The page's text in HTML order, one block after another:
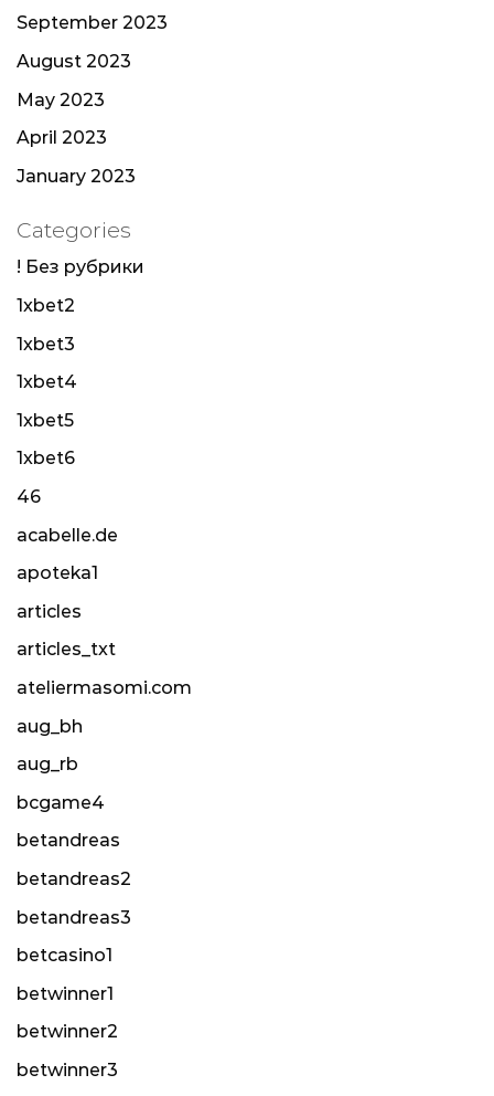
September 2023
August 2023
May 2023
April 2023
January 2023
Categories
! Без рубрики
1xbet2
1xbet3
1xbet4
1xbet5
1xbet6
46
acabelle.de
apoteka1
articles
articles_txt
ateliermasomi.com
aug_bh
aug_rb
bcgame4
betandreas
betandreas2
betandreas3
betcasino1
betwinner1
betwinner2
betwinner3